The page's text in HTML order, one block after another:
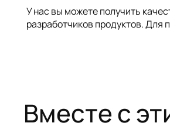
У нас вы можете получить
разработчиков продуктов. Для
Вместе с